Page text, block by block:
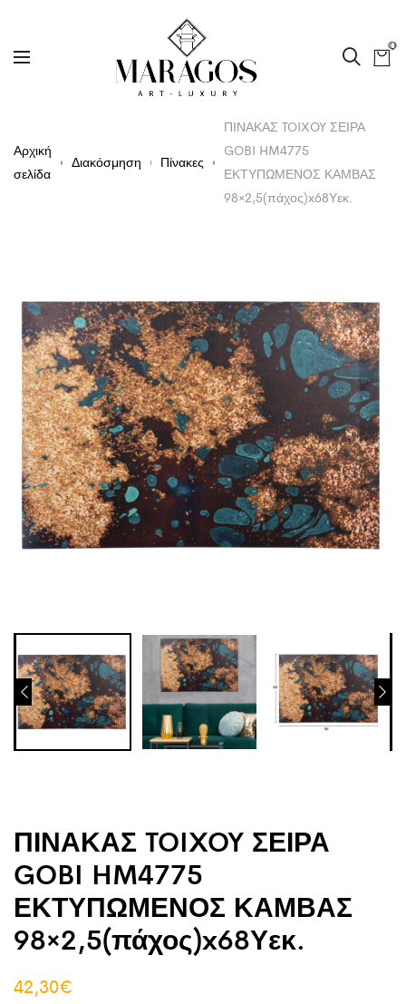
0
Αρχική
σελίδα
Διακόσμηση Πίνακες
ΠΙΝΑΚΑΣ TOIXOY ΣΕΙΡΑ
GOBI HM4775
ΕΚΤΥΠΩΜΕΝΟΣ ΚΑΜΒΑΣ
98×2,5(πάχος)x68Υεκ.
ΠΙΝΑΚΑΣ TOIXOY ΣΕΙΡΑ
GOBI HM4775
ΕΚΤΥΠΩΜΕΝΟΣ ΚΑΜΒΑΣ
98×2,5(πάχος)x68Υεκ.
42,30€